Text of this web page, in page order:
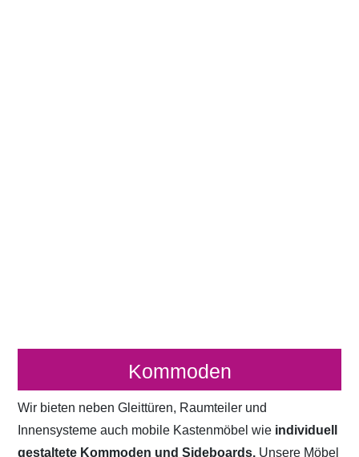
Kommoden
Wir bieten neben Gleittüren, Raumteiler und
Innensysteme auch mobile Kastenmöbel wie individuell
gestaltete Kommoden und Sideboards. Unsere Möbel